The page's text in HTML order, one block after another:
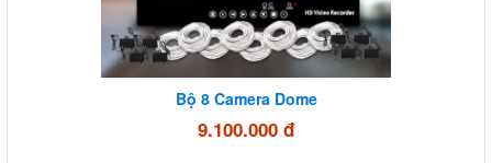
Bộ 8 Camera Dome
9.100.000 đ